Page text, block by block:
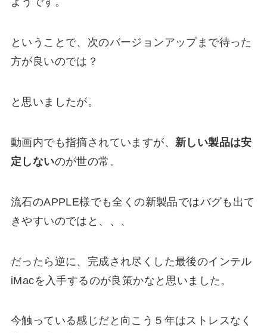
ということで、次のバージョンアップまで待った
方が良いのでは？
と思いましたが。
動画内でも指摘されていますが、 新しい製品は安
定しないのが世の常。
流石のAPPLE様でも全くの新製品ではバグも出て
きやすいのではと、、、
だったら逆に、完成され尽くした最後のインテル
iMacを入手するのが良策かなと思いました。
今触っている感じだと向こう５年はストレスなく